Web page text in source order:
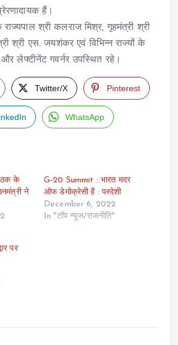
हैं।
श्री कलराज मिश्र, गृहमंत्री श्री
श्री एस. जयशंकर एवं विभिन्न राज्यों के
और लेफ्टीनेंट गवर्नर उपस्थित रहे।
Twitter/X Pinterest
WhatsApp
के
ने
G-20 Summit : भारत मदर
ऑफ डेमोक्रेसी है : परदेशी
December 6, 2022
In "टॉप न्यूज/राजनीति"
पर